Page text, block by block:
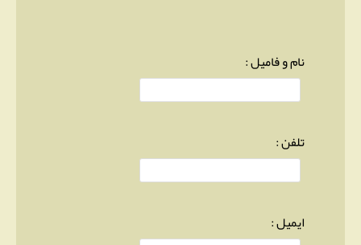
نام و فامیل :
تلفن :
ایمیل :